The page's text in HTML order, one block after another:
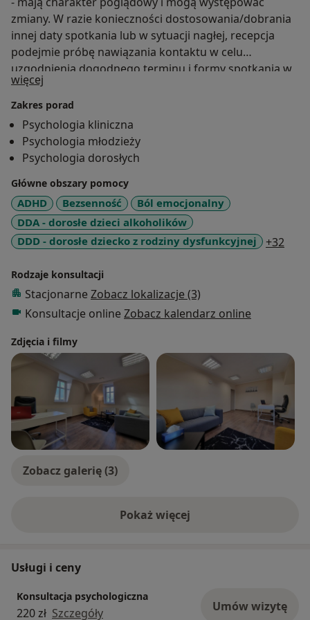
zmiany. W razie konieczności dostosowania/dobrania
innej daty spotkania lub w sytuacji nagłej, recepcja
podejmie próbę nawiązania kontaktu w celu
uzgodnienia dogodnego terminu i formy spotkania w
zależności od możliwości, czy to stacjonarnie, czy
online.
więcej
Zakres porad
Psychologia kliniczna
Psychologia młodzieży
Psychologia dorosłych
Główne obszary pomocy
ADHD Bezsenność
Ból emocjonalny
DDA - dorosłe dzieci alkoholików
DDD - dorosłe dziecko z rodziny dysfunkcyjnej
+32
Rodzaje konsultacji
Stacjonarne Zobacz lokalizacje (3)
Konsultacje online Zobacz kalendarz online
Zdjęcia i filmy
Zobacz galerię (3)
Pokaż więcejo doświadczeniu
Usługi i ceny
Konsultacja psychologiczna
220 zł Szczegóły Umów wizytę